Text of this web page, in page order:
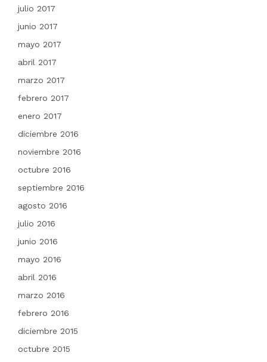
julio 2017
junio 2017
mayo 2017
abril 2017
marzo 2017
febrero 2017
enero 2017
diciembre 2016
noviembre 2016
octubre 2016
septiembre 2016
agosto 2016
julio 2016
junio 2016
mayo 2016
abril 2016
marzo 2016
febrero 2016
diciembre 2015
octubre 2015